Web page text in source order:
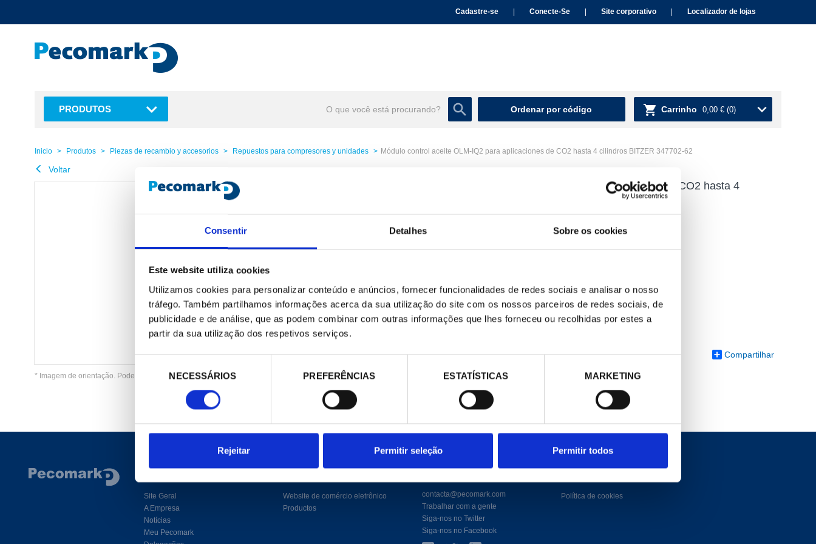
Consentir Detalhes Sobre os cookies
Este website utiliza cookies
Utilizamos cookies para personalizar conteúdo e anúncios, fornecer funcionalidades de redes sociais e analisar o nosso
tráfego. Também partilhamos informações acerca da sua utilização do site com os nossos parceiros de redes sociais, de
publicidade e de análise, que as podem combinar com outras informações que lhes forneceu ou recolhidas por estes a
partir da sua utilização dos respetivos serviços.
consentimento
NECESSÁRIOS PREFERÊNCIAS ESTATÍSTICAS MARKETING
Rejeitar Permitir seleção Permitir todos
Cadastre-se Conecte-Se Site corporativo Localizador de lojas
Ordenar por código Carrinho 0,00 € (0)
PRODUTOS
Inicio Produtos Piezas de recambio y accesorios Repuestos para compresores y unidades Módulo control aceite OLM-IQ2 para aplicaciones de CO2 hasta 4 cilindros BITZER 347702-62
Voltar
* Imagem de orientação. Pode não coincidir com o produto selecionado.
Módulo control aceite OLM-IQ2 para aplicaciones de CO2 hasta 4
577,00 € Entre para ver o preço
Não Página : 157
Compartilhar
Site Geral
A Empresa
Notícias
Meu Pecomark
Website de comércio eletrônico
Productos
contacta@pecomark.com
Trabalhar com a gente
Siga-nos no Twitter
Siga-nos no Facebook
Política de cookies